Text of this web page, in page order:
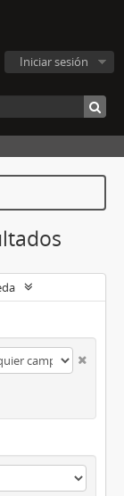
Iniciar sesión